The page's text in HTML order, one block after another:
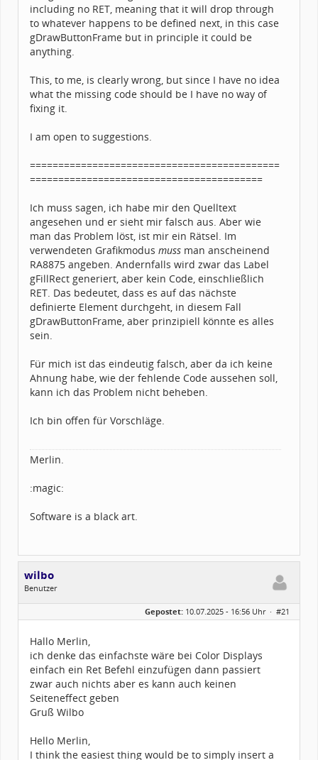
including no RET, meaning that it will drop through
to whatever happens to be defined next, in this case
gDrawButtonFrame but in principle it could be
anything.
This, to me, is clearly wrong, but since I have no idea
what the missing code should be I have no way of
fixing it.
I am open to suggestions.
============================================
=========================================
Ich muss sagen, ich habe mir den Quelltext
angesehen und er sieht mir falsch aus. Aber wie
man das Problem löst, ist mir ein Rätsel. Im
verwendeten Grafikmodus muss man anscheinend
RA8875 angeben. Andernfalls wird zwar das Label
gFillRect generiert, aber kein Code, einschließlich
RET. Das bedeutet, dass es auf das nächste
definierte Element durchgeht, in diesem Fall
gDrawButtonFrame, aber prinzipiell könnte es alles
sein.
Für mich ist das eindeutig falsch, aber da ich keine
Ahnung habe, wie der fehlende Code aussehen soll,
kann ich das Problem nicht beheben.
Ich bin offen für Vorschläge.
Merlin.
:magic:
Software is a black art.
wilbo
Benutzer
Geschlecht:
Beiträge:
70
Gepostet: 10.07.2025 - 16:56 Uhr · #21
Hallo Merlin,
ich denke das einfachste wäre bei Color Displays
einfach ein Ret Befehl einzufügen dann passiert
zwar auch nichts aber es kann auch keinen
Seiteneffect geben
Gruß Wilbo
Hello Merlin,
I think the easiest thing would be to simply insert a